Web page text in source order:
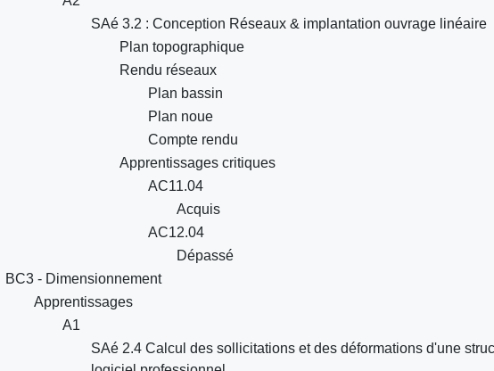
SAé 3.2 : Conception Réseaux & implantation ouvrage linéaire
Plan topographique
Rendu réseaux
Plan bassin
Plan noue
Compte rendu
Apprentissages critiques
AC11.04
Acquis
AC12.04
Dépassé
BC3 - Dimensionnement
Apprentissages
A1
SAé 2.4 Calcul des sollicitations et des déformations d'une